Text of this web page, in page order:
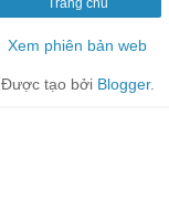
Trang chủ
Xem phiên bản web
Được tạo bởi Blogger.